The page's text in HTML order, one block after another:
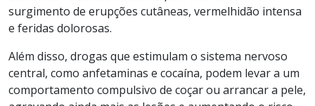
surgimento de erupções cutâneas, vermelhidão intensa
e feridas dolorosas.
Além disso, drogas que estimulam o sistema nervoso
central, como anfetaminas e cocaína, podem levar a um
comportamento compulsivo de coçar ou arrancar a pele,